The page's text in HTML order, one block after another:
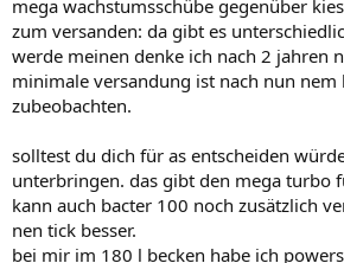
mega wachstumsschübe gegenüber
zum versanden: da gibt es
werde meinen denke ich nach 2 jahren
minimale versandung ist nach nun nem
zubeobachten.
solltest du dich für as entscheiden
unterbringen. das gibt den mega turbo
kann auch bacter 100 noch zusätzlich
nen tick besser.
bei mir im 180 l becken habe ich